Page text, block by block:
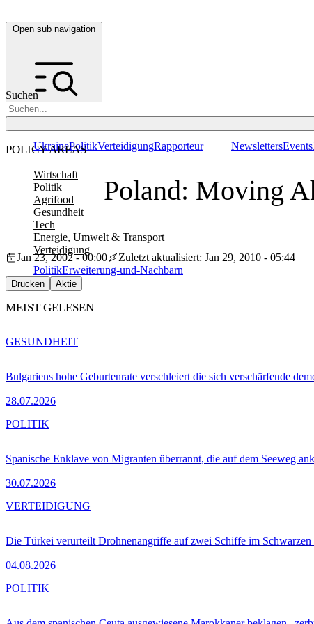
Open sub navigation
Suchen
POLICY AREAS
Wirtschaft
Politik
Agrifood
Gesundheit
Tech
Energie, Umwelt & Transport
Verteidigung
UkrainePolitikVerteidigungRapporteur NewslettersEvents
Poland: Moving
Jan 23, 2002 - 00:00
Zuletzt aktualisiert: Jan 29, 2010 - 05:44
PolitikErweiterung-und-Nachbarn
Drucken Aktie
MEIST GELESEN
Bulgariens hohe Geburtenrate verschleiert die sich verschärfende
28.07.2026
GESUNDHEIT
Spanische Enklave von Migranten überrannt, die auf dem Seeweg
30.07.2026
POLITIK
Die Türkei verurteilt Drohnenangriffe auf zwei Schiffe im Schwarzen
04.08.2026
VERTEIDIGUNG
POLITIK